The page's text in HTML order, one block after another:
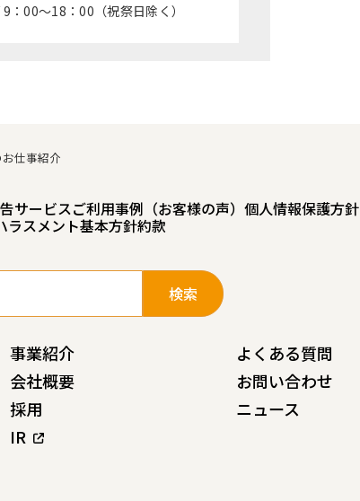
：00～18：00（祝祭日除く）
仕事紹介
サービスご利用事例（お客様の声） 個人情報保護方針
ラスメント基本方針約款
事業紹介
会社概要
採用
IR
よくある質問
お問い合わせ
ニュース